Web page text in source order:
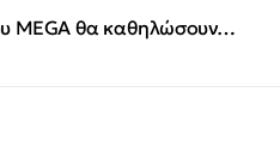
MEGA θα καθηλώσουν…